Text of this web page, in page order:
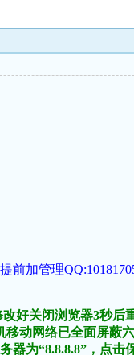
加管理
好关闭浏览器3秒后
动网络已全面屏蔽六
器为“8.8.8.8”，点击